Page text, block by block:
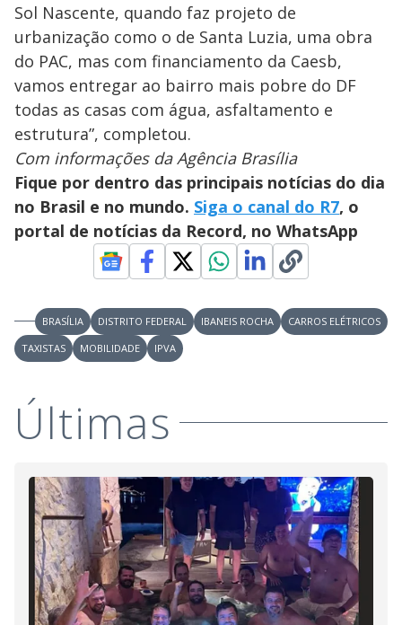
Sol Nascente, quando faz projeto de
urbanização como o de Santa Luzia, uma obra
do PAC, mas com financiamento da Caesb,
vamos entregar ao bairro mais pobre do DF
todas as casas com água, asfaltamento e
estrutura”, completou.
Com informações da Agência Brasília
Fique por dentro das principais notícias do dia
no Brasil e no mundo. Siga o canal do R7, o
portal de notícias da Record, no WhatsApp
BRASÍLIA DISTRITO FEDERAL IBANEIS ROCHA
CARROS ELÉTRICOS
TAXISTAS
MOBILIDADE IPVA
Últimas